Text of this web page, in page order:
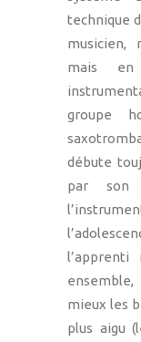
technique
musicien,
mais
groupe
débute
par son
mieux les
plus aigu